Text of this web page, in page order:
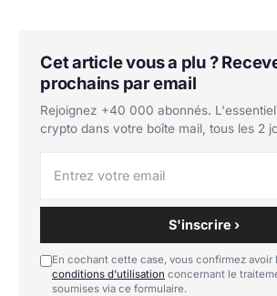
Cet article vous a plu ?
prochains par email
Rejoignez +40 000 abonnés.
crypto dans votre boîte mail, tous les 2
S'inscrire ›
En cochant cette case, vous confirmez
conditions d'utilisation concernant le
soumises via ce formulaire.